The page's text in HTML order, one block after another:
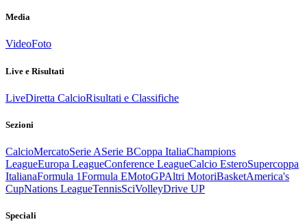
Media
VideoFoto
Live e Risultati
LiveDiretta CalcioRisultati e Classifiche
Sezioni
CalcioMercatoSerie ASerie BCoppa ItaliaChampions
LeagueEuropa LeagueConference LeagueCalcio EsteroSupercoppa
ItalianaFormula 1Formula EMotoGPAltri MotoriBasketAmerica's
CupNations LeagueTennisSciVolleyDrive UP
Speciali